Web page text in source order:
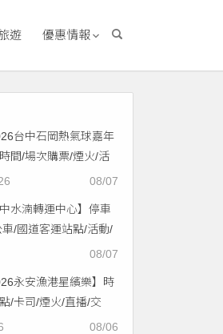
遊 優惠情報
台中石岡熱氣球嘉年
間/場次購票/煙火/活
通，土牛運動公園登08/07
中水湳轉運中心】停車
/國道客運站點/活動/
啟用免費停車！ 08/07
永安漁港星繽樂】時
/卡司/煙火/直播/交
費入場！
08/06